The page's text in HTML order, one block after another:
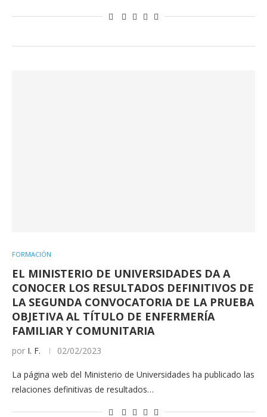
FORMACIÓN
EL MINISTERIO DE UNIVERSIDADES DA A
CONOCER LOS RESULTADOS DEFINITIVOS DE
LA SEGUNDA CONVOCATORIA DE LA PRUEBA
OBJETIVA AL TÍTULO DE ENFERMERÍA
FAMILIAR Y COMUNITARIA
por I. F. 02/02/2023
La página web del Ministerio de Universidades ha publicado las
relaciones definitivas de resultados…